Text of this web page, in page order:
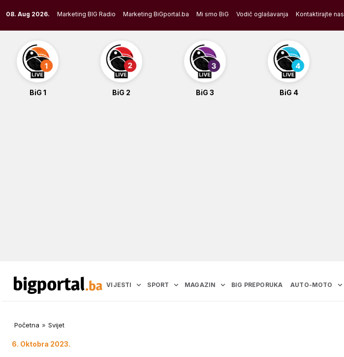
to
content
08. Aug 2026. Marketing BIG Radio Marketing BiGportal.ba Mi smo BiG Vodič oglašavanja Kontaktirajte nas
BiG 1 BiG 2 BiG 3 BiG 4
VIJESTI SPORT MAGAZIN BIG PREPORUKA AUTO-MOTO
Početna » Svijet
6. Oktobra 2023.